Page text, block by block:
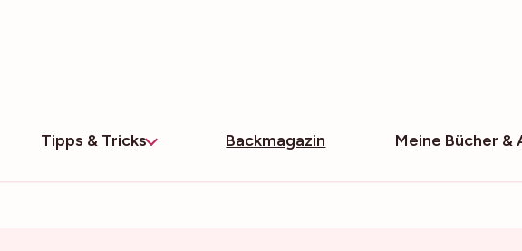
Tipps & Tricks Backmagazin Meine Bücher &